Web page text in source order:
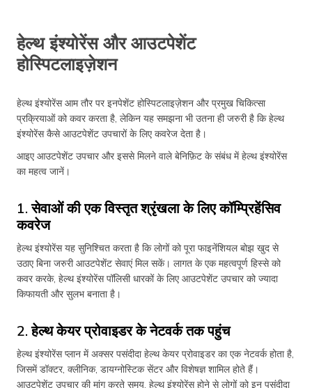
हेल्थ इंश्योरेंस और आउटपेशेंट
होस्पिटलाइज़ेशन
हेल्थ इंश्योरेंस आम तौर पर इनपेशेंट होस्पिटलाइज़ेशन और प्रमुख चिकित्सा
प्रक्रियाओं को कवर करता है, लेकिन यह समझना भी उतना ही जरुरी है कि हेल्थ
इंश्योरेंस कैसे आउटपेशेंट उपचारों के लिए कवरेज देता है।
आइए आउटपेशेंट उपचार और इससे मिलने वाले बेनिफ़िट के संबंध में हेल्थ इंश्योरेंस
का महत्व जानें।
1. सेवाओं की एक विस्तृत श्रृंखला के लिए कॉम्प्रिहेंसिव
कवरेज
हेल्थ इंश्योरेंस यह सुनिश्चित करता है कि लोगों को पूरा फाइनेंशियल बोझ खुद से
उठाए बिना जरुरी आउटपेशेंट सेवाएं मिल सकें। लागत के एक महत्वपूर्ण हिस्से को
कवर करके, हेल्थ इंश्योरेंस पॉलिसी धारकों के लिए आउटपेशेंट उपचार को ज्यादा
किफायती और सुलभ बनाता है।
2. हेल्थ केयर प्रोवाइडर के नेटवर्क तक पहुंच
हेल्थ इंश्योरेंस प्लान में अक्सर पसंदीदा हेल्थ केयर प्रोवाइडर का एक नेटवर्क होता है,
जिसमें डॉक्टर, क्लीनिक, डायग्नोस्टिक सेंटर और विशेषज्ञ शामिल होते हैं।
आउटपेशेंट उपचार की मांग करते समय, हेल्थ इंश्योरेंस होने से लोगों को इन पसंदीदा